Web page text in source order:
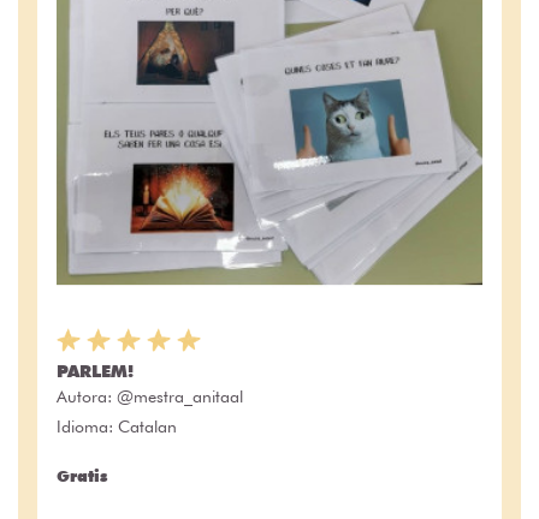
PARLEM!
Autora: @mestra_anitaal
Idioma: Catalan
Gratis